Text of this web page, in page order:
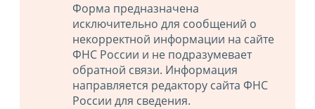
Форма предназначена
исключительно для сообщений о
некорректной информации на сайте
ФНС России и не подразумевает
обратной связи. Информация
направляется редактору сайта ФНС
России для сведения.